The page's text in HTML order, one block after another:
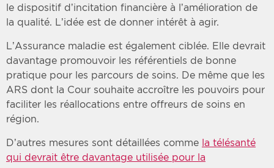
le dispositif d’incitation financière à l’amélioration de
la qualité. L’idée est de donner intérêt à agir.
L’Assurance maladie est également ciblée. Elle devrait
davantage promouvoir les référentiels de bonne
pratique pour les parcours de soins. De même que les
ARS dont la Cour souhaite accroître les pouvoirs pour
faciliter les réallocations entre offreurs de soins en
région.
D’autres mesures sont détaillées comme la télésanté
qui devrait être davantage utilisée pour la